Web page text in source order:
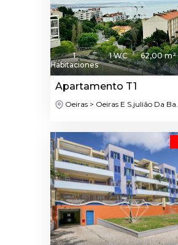
1
Habitaciones
1 WC 62,00 m²
Apartamento T1
Oeiras > Oeiras E S.julião Da Ba...